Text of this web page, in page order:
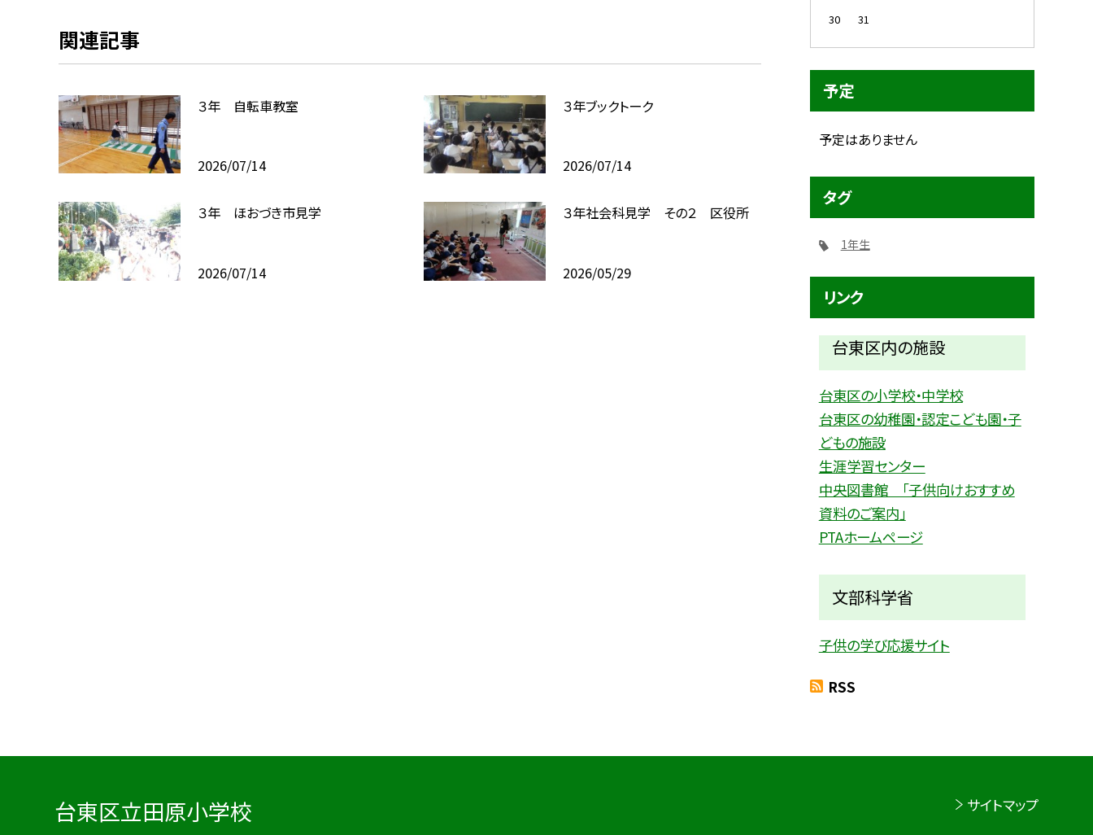
関連記事
３年 自転車教室
2026/07/14
３年ブックトーク
2026/07/14
３年 ほおづき市見学
2026/07/14
３年社会科見学 その２ 区役所
2026/05/29
30
31
予定
予定はありません
タグ
1年生
リンク
台東区内の施設
台東区の小学校・中学校
台東区の幼稚園・認定こども園・子
どもの施設
生涯学習センター
中央図書館 「子供向けおすすめ
資料のご案内」
PTAホームページ
文部科学省
子供の学び応援サイト
RSS
台東区立田原小学校 サイトマップ